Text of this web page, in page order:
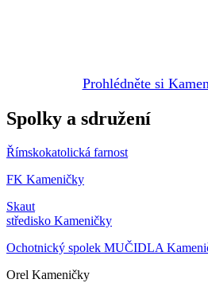
Prohlédněte si
Spolky a sdružení
Římskokatolická farnost
FK Kameničky
Skaut
středisko Kameničky
Ochotnický spolek MUČIDLA
Orel Kameničky